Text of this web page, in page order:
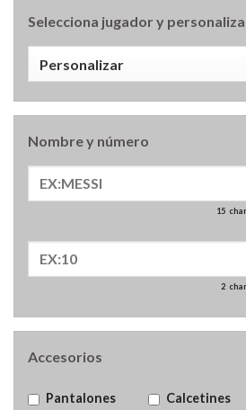
Selecciona jugador y personaliza
Nombre y número
15
2
Accesorios
Pantalones
Calcetines